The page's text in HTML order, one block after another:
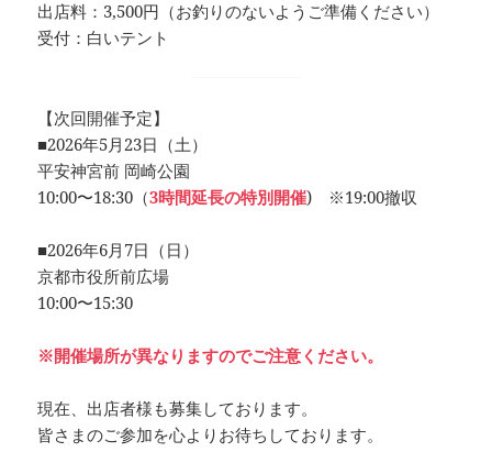
出店料：3,500円（お釣りのないようご準備ください）
受付：白いテント
【次回開催予定】
■2026年5月23日（土）
平安神宮前 岡崎公園
10:00〜18:30（3時間延長の特別開催) ※19:00撤収
■2026年6月7日（日）
京都市役所前広場
10:00〜15:30
※開催場所が異なりますのでご注意ください。
現在、出店者様も募集しております。
皆さまのご参加を心よりお待ちしております。